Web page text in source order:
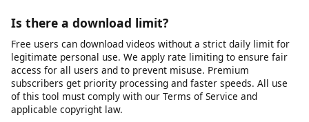
have implemented new restrictions that we are working to
Can I download audio only (MP3)?
Yes, you can extract the audio track from a video as an MP3
file. This is useful for saving audio from videos you have rights
to - such as your own recordings, publicly licensed lectures,